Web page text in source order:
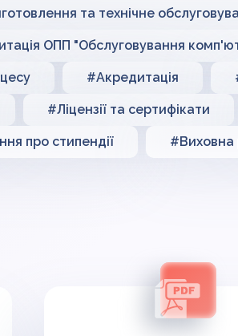
та технічне
ОПП "Обслуговування
#Акредитація
#Ліцензії та сертифікати
про стипендії #Виховна